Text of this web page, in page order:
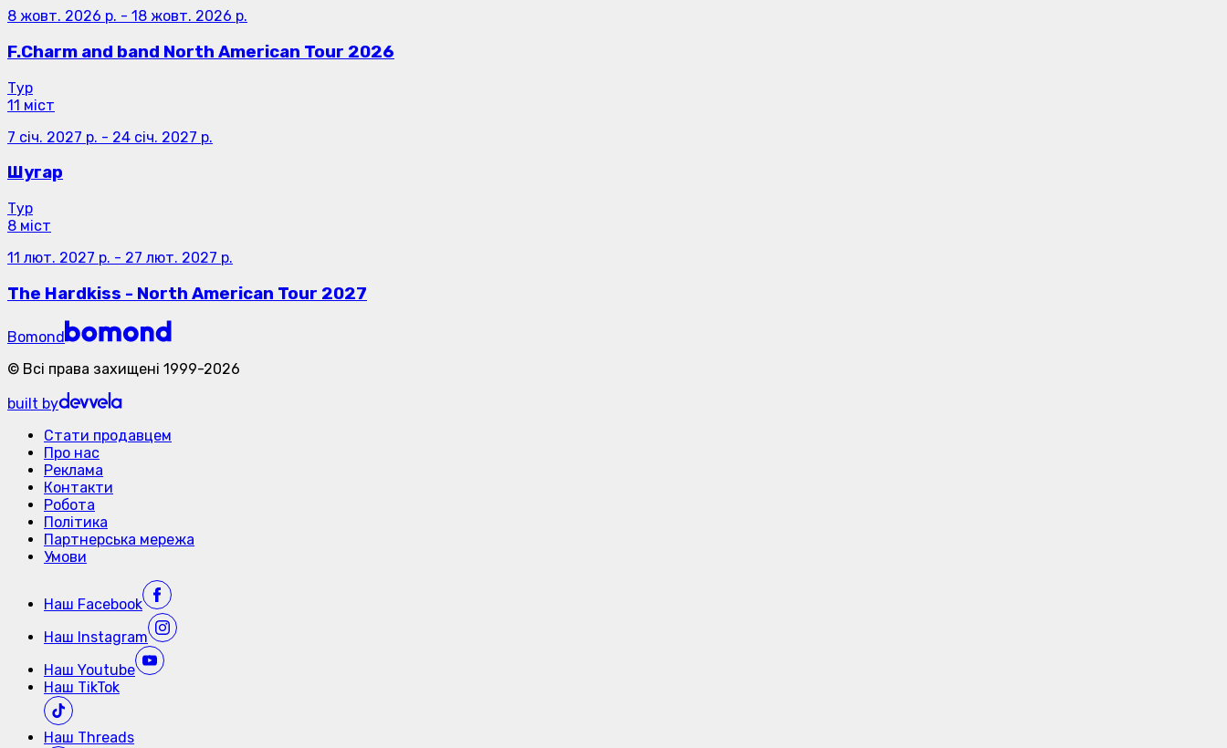
8 жовт. 2026 р. - 18 жовт. 2026 р.
F.Charm and band North American Tour 2026
Тур
11 міст
7 січ. 2027 р. - 24 січ. 2027 р.
Шугар
Тур
8 міст
11 лют. 2027 р. - 27 лют. 2027 р.
The Hardkiss - North American Tour 2027
Bomond
© Всі права захищені 1999-2026
built by
Стати продавцем
Про нас
Реклама
Контакти
Робота
Політика
Партнерська мережа
Умови
Наш Facebook
Наш Instagram
Наш Youtube
Наш TikTok
Наш Threads